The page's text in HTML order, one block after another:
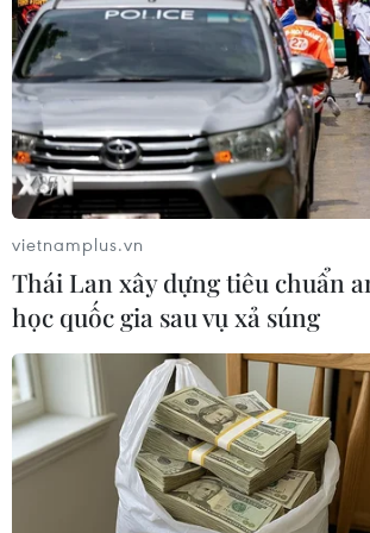
Tuyên bố của Bộ tham mưu Quân đội
Tiên cho biết họ đang nghiên cứu một
động để đề ra các biện pháp nhằm
lại các khu vực đã được phi quân sự
vietnamplus.vn
Thái Lan xây dựng tiêu chuẩn
học quốc gia sau vụ xả súng